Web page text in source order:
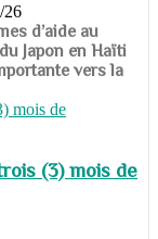
26
d’aide au
Japon en Haïti
vers la
(3) mois de